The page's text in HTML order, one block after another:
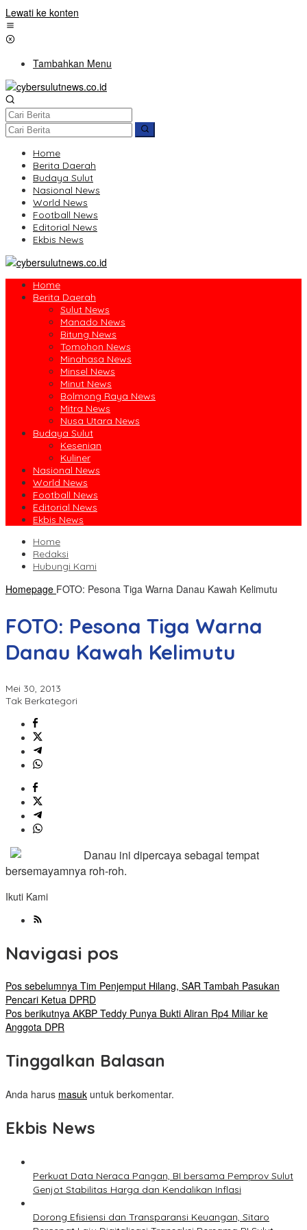
Lewati ke konten
Tambahkan Menu
Home
Berita Daerah
Budaya Sulut
Nasional News
World News
Football News
Editorial News
Ekbis News
Home
Berita Daerah
Sulut News
Manado News
Bitung News
Tomohon News
Minahasa News
Minsel News
Minut News
Bolmong Raya News
Mitra News
Nusa Utara News
Budaya Sulut
Kesenian
Kuliner
Nasional News
World News
Football News
Editorial News
Ekbis News
Home
Redaksi
Hubungi Kami
Homepage FOTO: Pesona Tiga Warna Danau Kawah Kelimutu
FOTO: Pesona Tiga Warna
Danau Kawah Kelimutu
Mei 30, 2013
Tak Berkategori
Danau ini dipercaya sebagai tempat
bersemayamnya roh-roh.
Ikuti Kami
Navigasi pos
Pos sebelumnya Tim Penjemput Hilang, SAR Tambah Pasukan
Pencari Ketua DPRD
Pos berikutnya AKBP Teddy Punya Bukti Aliran Rp4 Miliar ke
Anggota DPR
Tinggalkan Balasan
Anda harus masuk untuk berkomentar.
Ekbis News
Perkuat Data Neraca Pangan, BI bersama Pemprov Sulut
Genjot Stabilitas Harga dan Kendalikan Inflasi
Dorong Efisiensi dan Transparansi Keuangan, Sitaro